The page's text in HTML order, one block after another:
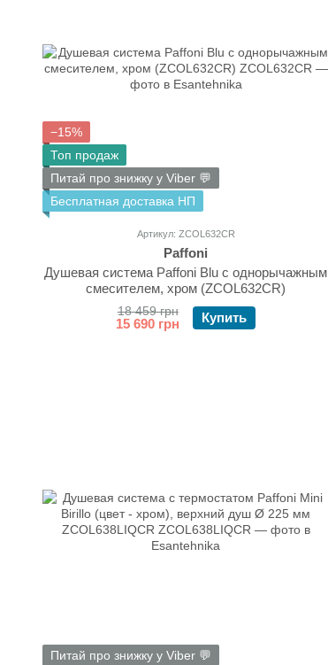
−15%
Топ продаж
Питай про знижку у Viber 💬
Бесплатная доставка НП
Артикул: ZCOL632CR
Paffoni
Душевая система Paffoni Blu с однорычажным
смесителем, хром (ZCOL632CR)
18 459 грн
15 690 грн Купить
Питай про знижку у Viber 💬